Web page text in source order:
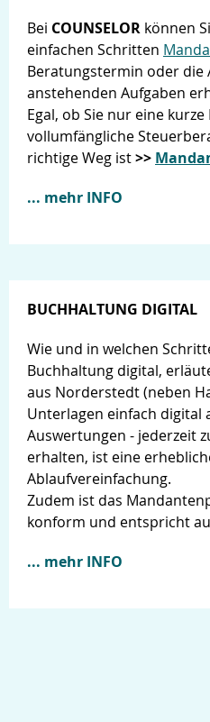
Bei COUNSELOR können
einfachen Schritten
Beratungstermin oder die
anstehenden Aufgaben
Egal, ob Sie nur eine
vollumfängliche
richtige Weg ist>>
... mehr INFO
BUCHHALTUNG DIGITAL
Wie und in welchen
Buchhaltung digital,
aus Norderstedt (neben
Unterlagen einfach digital
Auswertungen - jederzeit
erhalten, ist eine
Ablaufvereinfachung.
Zudem ist das
konform und entspricht
... mehr INFO